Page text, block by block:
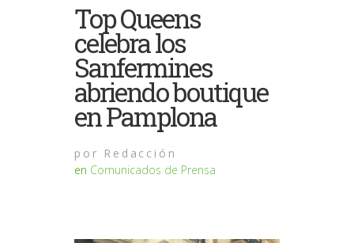
Top Queens
celebra los
Sanfermines
abriendo boutique
en Pamplona
por Redacción
en Comunicados de Prensa